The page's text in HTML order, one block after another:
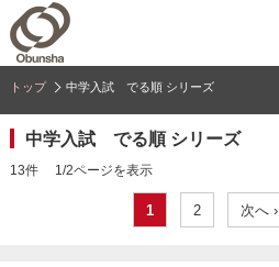
トップ 中学入試 でる順 シリーズ
中学入試 でる順 シリーズ
13件 1/2ページを表示
1 2 次へ ›